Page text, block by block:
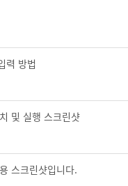
력 방법
및 실행 스크린샷
스크린샷입니다.